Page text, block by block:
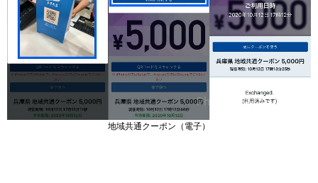
地域共通クーポン（電子）